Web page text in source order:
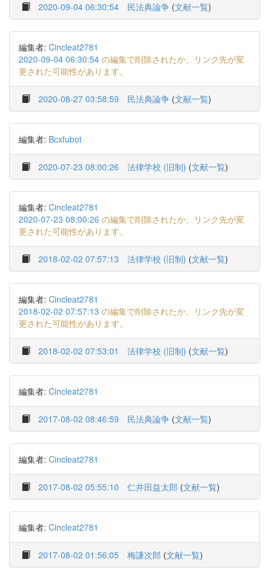
2020-09-04 06:30:54 民法典論争 (文献一覧)
編集者: Cincleat2781
2020-09-04 06:30:54 の編集で削除されたか、リンク先が変
更された可能性があります。
2020-08-27 03:58:59 民法典論争 (文献一覧)
編集者: Bcxfubot
2020-07-23 08:00:26 法律学校 (旧制) (文献一覧)
編集者: Cincleat2781
2020-07-23 08:00:26 の編集で削除されたか、リンク先が変
更された可能性があります。
2018-02-02 07:57:13 法律学校 (旧制) (文献一覧)
編集者: Cincleat2781
2018-02-02 07:57:13 の編集で削除されたか、リンク先が変
更された可能性があります。
2018-02-02 07:53:01 法律学校 (旧制) (文献一覧)
編集者: Cincleat2781
2017-08-02 08:46:59 民法典論争 (文献一覧)
編集者: Cincleat2781
2017-08-02 05:55:10 仁井田益太郎 (文献一覧)
編集者: Cincleat2781
2017-08-02 01:56:05 梅謙次郎 (文献一覧)